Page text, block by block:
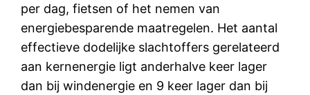
per dag, fietsen of het nemen van
energiebesparende maatregelen. Het aantal
effectieve dodelijke slachtoffers gerelateerd
aan kernenergie ligt anderhalve keer lager
dan bij windenergie en 9 keer lager dan bij